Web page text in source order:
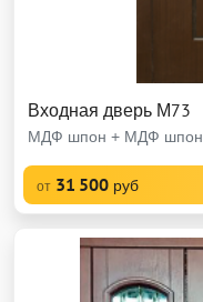
Входная дверь М73
МДФ шпон + МДФ шпон
от 31 500 руб